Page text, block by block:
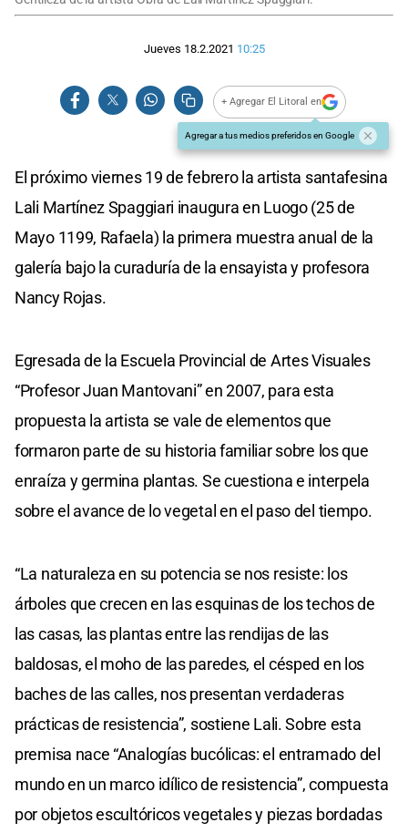
Jueves 18.2.2021 10:25
+ Agregar El Litoral en
Agregar a tus medios preferidos en Google
El próximo viernes 19 de febrero la artista santafesina
Lali Martínez Spaggiari inaugura en Luogo (25 de
Mayo 1199, Rafaela) la primera muestra anual de la
galería bajo la curaduría de la ensayista y profesora
Nancy Rojas.
Egresada de la Escuela Provincial de Artes Visuales
“Profesor Juan Mantovani” en 2007, para esta
propuesta la artista se vale de elementos que
formaron parte de su historia familiar sobre los que
enraíza y germina plantas. Se cuestiona e interpela
sobre el avance de lo vegetal en el paso del tiempo.
“La naturaleza en su potencia se nos resiste: los
árboles que crecen en las esquinas de los techos de
las casas, las plantas entre las rendijas de las
baldosas, el moho de las paredes, el césped en los
baches de las calles, nos presentan verdaderas
prácticas de resistencia”, sostiene Lali. Sobre esta
premisa nace “Analogías bucólicas: el entramado del
mundo en un marco idílico de resistencia”, compuesta
por objetos escultóricos vegetales y piezas bordadas